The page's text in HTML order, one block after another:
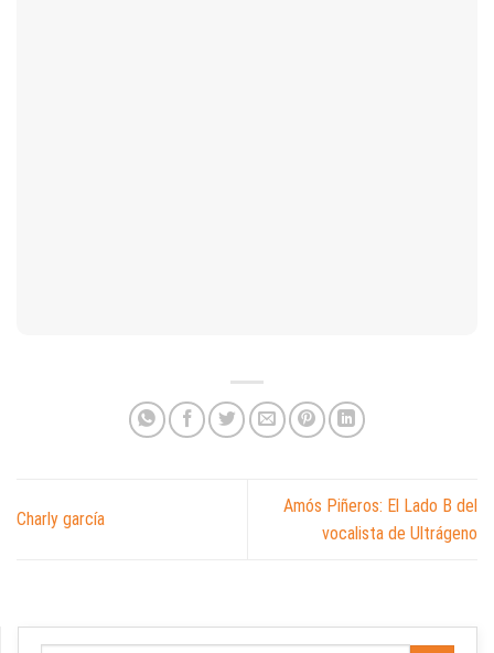
Charly garcía
Amós Piñeros: El Lado B del
vocalista de Ultrágeno